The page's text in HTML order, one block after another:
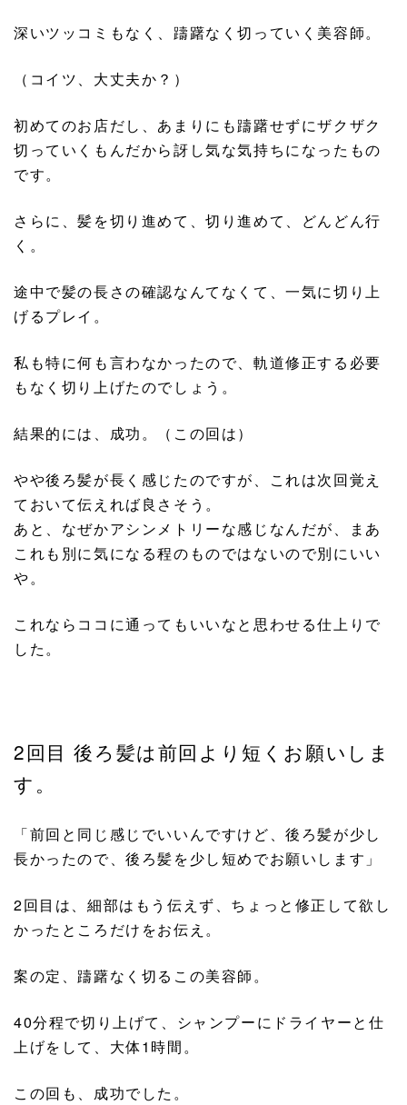
深いツッコミもなく、躊躇なく切っていく美容師。
（コイツ、大丈夫か？）
初めてのお店だし、あまりにも躊躇せずにザクザク
切っていくもんだから訝し気な気持ちになったもの
です。
さらに、髪を切り進めて、切り進めて、どんどん行
く。
途中で髪の長さの確認なんてなくて、一気に切り上
げるプレイ。
私も特に何も言わなかったので、軌道修正する必要
もなく切り上げたのでしょう。
結果的には、成功。（この回は）
やや後ろ髪が長く感じたのですが、これは次回覚え
ておいて伝えれば良さそう。
あと、なぜかアシンメトリーな感じなんだが、まあ
これも別に気になる程のものではないので別にいい
や。
これならココに通ってもいいなと思わせる仕上りで
した。
2回目 後ろ髪は前回より短くお願いしま
す。
「前回と同じ感じでいいんですけど、後ろ髪が少し
長かったので、後ろ髪を少し短めでお願いします」
2回目は、細部はもう伝えず、ちょっと修正して欲し
かったところだけをお伝え。
案の定、躊躇なく切るこの美容師。
40分程で切り上げて、シャンプーにドライヤーと仕
上げをして、大体1時間。
この回も、成功でした。